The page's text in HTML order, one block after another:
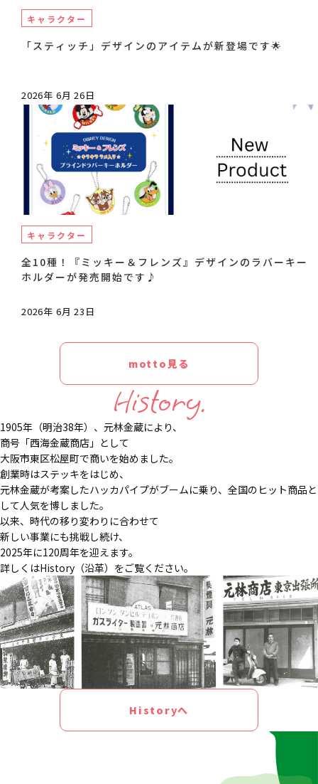
キャラクター
「スティッチ」デザインのアイテムが新登場です🌟
2026年 6月 26日
キャラクター
全10種！『ミッキー＆フレンズ』デザインのラバーキー
ホルダーが発売開始です♪
2026年 6月 23日
motto見る
History.
1905年（明治38年）、元林金蔵により、
商号「西海金蔵商店」として
大阪市東区松屋町で商いを始めました。
創業時はステッキをはじめ、
元林金蔵が考案したハッカパイプがブームに乗り、全国のヒット商品と
して人気を博しました。
以来、時代の移り変わりに合わせて
新しい事業にも挑戦し続け、
2025年に120周年を迎えます。
詳しくはHistory（沿革）をご覧ください。
Historyへ